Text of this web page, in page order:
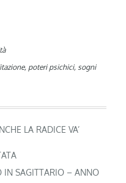
, poteri psichici, sogni
LA RADICE VA’
IN SAGITTARIO – ANNO